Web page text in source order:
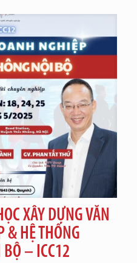
XÂY DỰNG VĂN
& HỆ THỐNG
BỘ – ICC12